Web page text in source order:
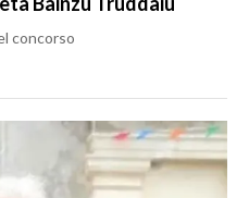
concorso